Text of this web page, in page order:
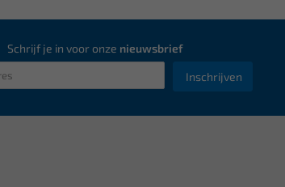
Schrijf je in voor onze nieuwsbrief
Inschrijven